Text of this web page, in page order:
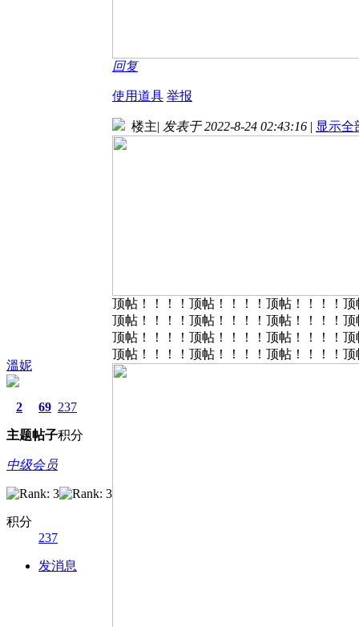
回复
使用道具 举报
溫妮
2
主题
69
帖子
237
积分
中级会员
积分
237
发消息
楼主| 发表于 2022-8-24 02:43:16 | 显示全
顶帖！！！！顶帖！！！！顶帖！！！！
顶帖！！！！顶帖！！！！顶帖！！！！
顶帖！！！！顶帖！！！！顶帖！！！！
顶帖！！！！顶帖！！！！顶帖！！！！